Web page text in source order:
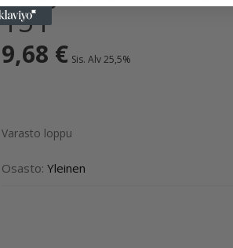
151
9,68 € Sis. Alv 25,5%
Varasto loppu
Osasto: Yleinen